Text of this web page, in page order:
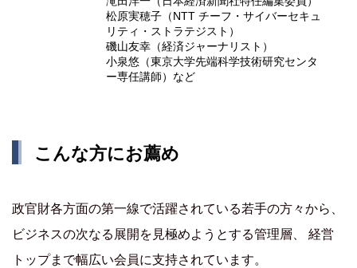
松原実穂子（NTT チーフ・サイバーセキュ
リティ・ストラテジスト）
磯山友幸（経済ジャーナリスト）
小泉悠（東京大学先端科学技術研究センタ
ー専任講師）など
こんな方にお薦め
政官財各方面の第一線で活躍されている若手の方々から、
ビジネスの次なる展開を見極めようとする管理層、 経営
トップまで幅広い会員に支持されています。